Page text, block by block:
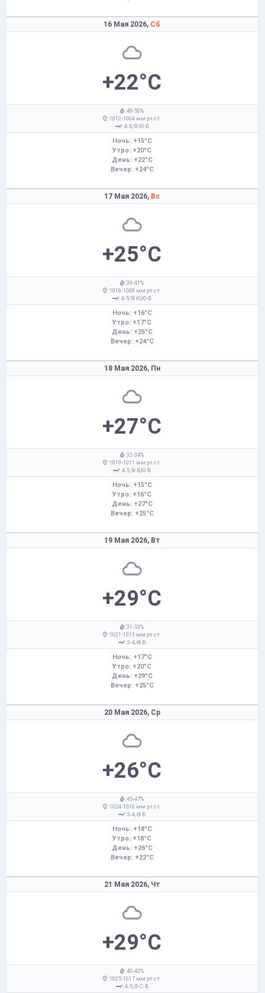
16 Мая 2026, Сб
+22°C
: 48-50%
: 1012-1004 мм рт.ст.
: 4-5,
Ю-В
Ночь: +15°C
Утро: +20°C
День: +22°C
Вечер: +24°C
17 Мая 2026, Вс
+25°C
: 39-41%
: 1016-1008 мм рт.ст.
: 4-5,
Ю,Ю-В
Ночь: +16°C
Утро: +17°C
День: +25°C
Вечер: +24°C
18 Мая 2026, Пн
+27°C
: 32-34%
: 1019-1011 мм рт.ст.
: 4-5,
В,Ю-В
Ночь: +15°C
Утро: +16°C
День: +27°C
Вечер: +25°C
19 Мая 2026, Вт
+29°C
: 31-33%
: 1021-1013 мм рт.ст.
: 3-4,
В
Ночь: +17°C
Утро: +20°C
День: +29°C
Вечер: +25°C
20 Мая 2026, Ср
+26°C
: 45-47%
: 1024-1016 мм рт.ст.
: 3-4,
В
Ночь: +18°C
Утро: +18°C
День: +26°C
Вечер: +22°C
21 Мая 2026, Чт
+29°C
: 40-42%
: 1025-1017 мм рт.ст.
: 4-5,
С-В